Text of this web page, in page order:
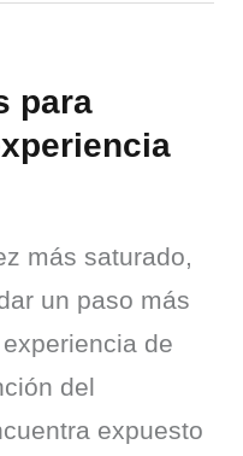
para
más saturado,
un paso más
de
del
expuesto